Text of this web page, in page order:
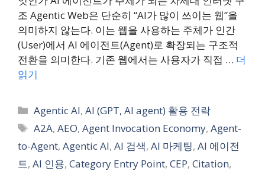
조 Agentic Web은 단순히 “AI가 많이 쓰이는 웹”을
의미하지 않는다. 이는 웹을 사용하는 주체가 인간
(User)에서 AI 에이전트(Agent)로 확장되는 구조적
전환을 의미한다. 기존 웹에서는 사용자가 직접 … 더
읽기
카
테
리
Agentic AI,AI (GPT, AI agent) 활용 전락
태
그
A2A,AEO,Agent Invocation Economy,Agent-
to-Agent, Agentic AI, AI 검색, AI 마케팅, AI 에이전
트, AI 인용, Category Entry Point, CEP, Citation,